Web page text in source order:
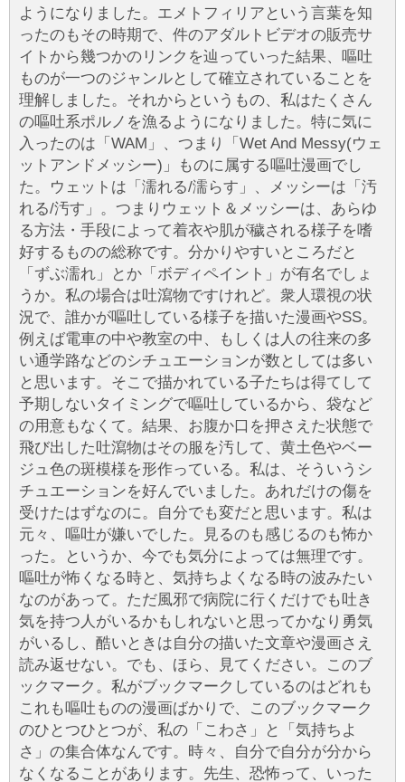
ようになりました。エメトフィリアという言葉を知
ったのもその時期で、件のアダルトビデオの販売サ
イトから幾つかのリンクを辿っていった結果、嘔吐
ものが一つのジャンルとして確立されていることを
理解しました。それからというもの、私はたくさん
の嘔吐系ポルノを漁るようになりました。特に気に
入ったのは「WAM」、つまり「Wet And Messy(ウェ
ットアンドメッシー)」ものに属する嘔吐漫画でし
た。ウェットは「濡れる/濡らす」、メッシーは「汚
れる/汚す」。つまりウェット＆メッシーは、あらゆ
る方法・手段によって着衣や肌が穢される様子を嗜
好するものの総称です。分かりやすいところだと
「ずぶ濡れ」とか「ボディペイント」が有名でしょ
うか。私の場合は吐瀉物ですけれど。衆人環視の状
況で、誰かが嘔吐している様子を描いた漫画やSS。
例えば電車の中や教室の中、もしくは人の往来の多
い通学路などのシチュエーションが数としては多い
と思います。そこで描かれている子たちは得てして
予期しないタイミングで嘔吐しているから、袋など
の用意もなくて。結果、お腹か口を押さえた状態で
飛び出した吐瀉物はその服を汚して、黄土色やベー
ジュ色の斑模様を形作っている。私は、そういうシ
チュエーションを好んでいました。あれだけの傷を
受けたはずなのに。自分でも変だと思います。私は
元々、嘔吐が嫌いでした。見るのも感じるのも怖か
った。というか、今でも気分によっては無理です。
嘔吐が怖くなる時と、気持ちよくなる時の波みたい
なのがあって。ただ風邪で病院に行くだけでも吐き
気を持つ人がいるかもしれないと思ってかなり勇気
がいるし、酷いときは自分の描いた文章や漫画さえ
読み返せない。でも、ほら、見てください。このブ
ックマーク。私がブックマークしているのはどれも
これも嘔吐ものの漫画ばかりで、このブックマーク
のひとつひとつが、私の「こわさ」と「気持ちよ
さ」の集合体なんです。時々、自分で自分が分から
なくなることがあります。先生、恐怖って、いった